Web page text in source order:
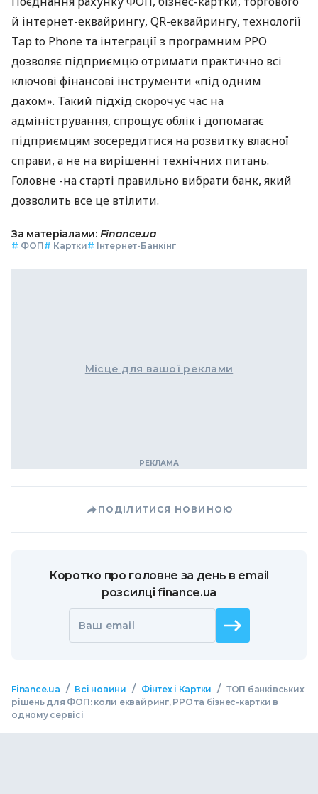
й інтернет-еквайрингу, QR-еквайрингу, технології
Tap to Phone та інтеграції з програмним РРО
дозволяє підприємцю отримати практично всі
ключові фінансові інструменти «під одним
дахом». Такий підхід скорочує час на
адміністрування, спрощує облік і допомагає
підприємцям зосередитися на розвитку власної
справи, а не на вирішенні технічних питань.
Головне -на старті правильно вибрати банк, який
дозволить все це втілити.
За матеріалами: Finance.ua
# ФОП# Картки# Інтернет-Банкінг
Місце для вашої реклами
ПОДІЛИТИСЯ НОВИНОЮ
Коротко про головне за день в email
розсилці finance.ua
Ваш email
Finance.ua / Всі новини / Фінтех і Картки / ТОП банківських
рішень для ФОП: коли еквайринг, РРО та бізнес-картки в
одному сервісі